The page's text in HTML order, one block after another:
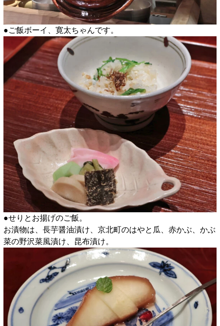
●ご飯ボーイ、寛太ちゃんです。
●せりとお揚げのご飯。
お漬物は、長芋醤油漬け、京北町のはやと瓜、赤かぶ、かぶ
菜の野沢菜風漬け、昆布漬け。